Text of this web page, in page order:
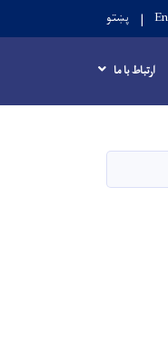
پښتو
ارتباط با ما